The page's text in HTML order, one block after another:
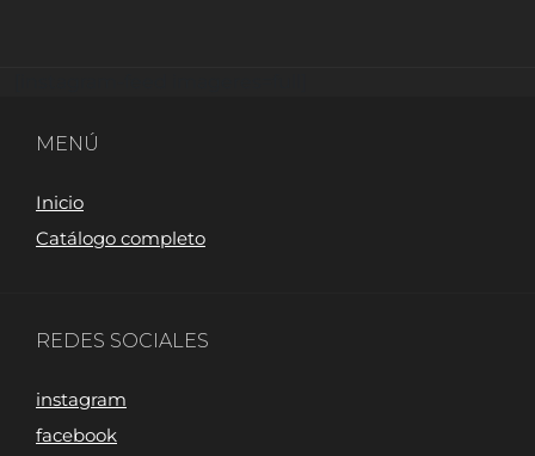
MENÚ
Inicio
Catálogo completo
REDES SOCIALES
instagram
facebook